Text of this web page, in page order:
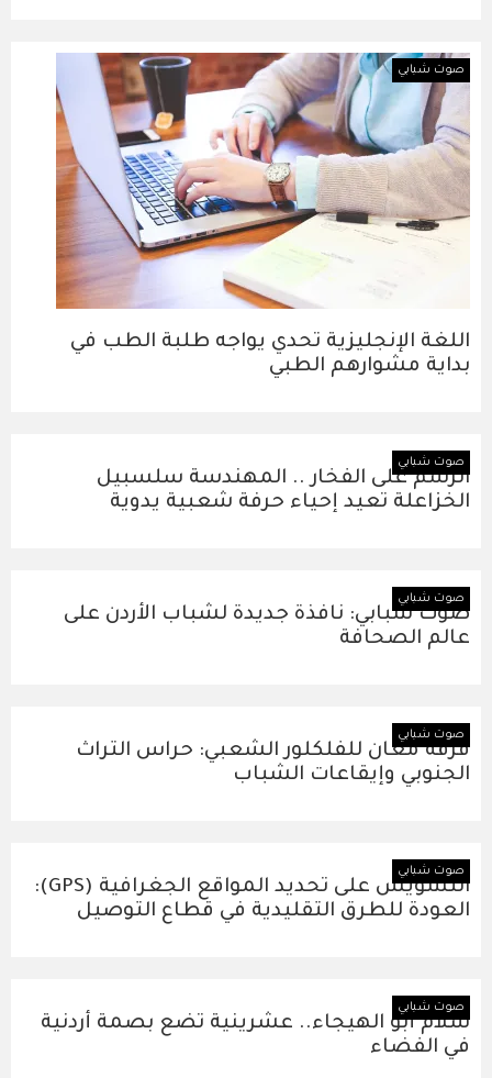
صوت شبابي
اللغة الإنجليزية تحدي يواجه طلبة الطب في
بداية مشوارهم الطبي
صوت شبابي
الرسم على الفخار .. المهندسة سلسبيل
الخزاعلة تعيد إحياء حرفة شعبية يدوية
صوت شبابي
صوت شبابي: نافذة جديدة لشباب الأردن على
عالم الصحافة
صوت شبابي
فرقة معان للفلكلور الشعبي: حراس التراث
الجنوبي وإيقاعات الشباب
صوت شبابي
التشويش على تحديد المواقع الجغرافية (GPS):
العودة للطرق التقليدية في قطاع التوصيل
صوت شبابي
سلام أبو الهيجاء.. عشرينية تضع بصمة أردنية
في الفضاء